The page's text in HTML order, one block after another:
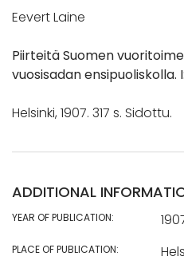
Eevert Laine
Piirteitä Suomen
vuosisadan ensipuoliskolla.
Helsinki, 1907. 317 s. Sidottu.
ADDITIONAL
YEAR OF PUBLICATION:
PLACE OF PUBLICATION: